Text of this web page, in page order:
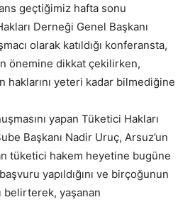
geçtiğimiz hafta sonu
Derneği Genel Başkanı
olarak katıldığı konferansta,
önemine dikkat çekilirken,
haklarını yeteri kadar bilmediğine
yapan Tüketici Hakları
Başkanı Nadir Uruç, Arsuz’un
tüketici hakem heyetine bugüne
yapıldığını ve birçoğunun
belirterek, yaşanan